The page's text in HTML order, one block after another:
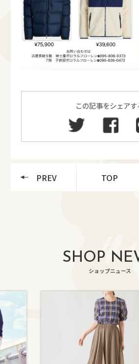
この記事をシェアす
PREV TOP
SHOP
ショップニュース